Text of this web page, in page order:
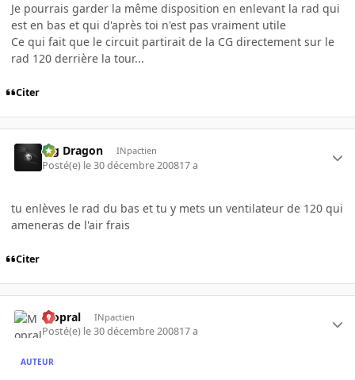
Je pourrais garder la même disposition en enlevant la rad qui
est en bas et qui d'après toi n'est pas vraiment utile
Ce qui fait que le circuit partirait de la CG directement sur le
rad 120 derrière la tour...
Citer
Big Dragon INpactien
Posté(e) le 30 décembre 200817 a
tu enlèves le rad du bas et tu y mets un ventilateur de 120 qui
ameneras de l'air frais
Citer
Mopral INpactien
Posté(e) le 30 décembre 200817 a
AUTEUR